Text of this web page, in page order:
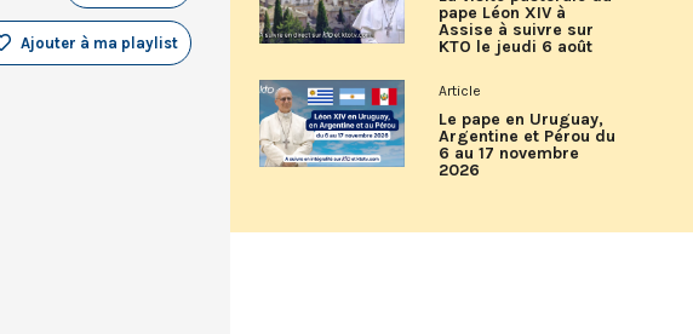
Ajouter à ma playlist
pape Léon XIV à
Assise à suivre sur
KTO le jeudi 6 août
Article
Le pape en Uruguay,
Argentine et Pérou du
6 au 17 novembre
2026